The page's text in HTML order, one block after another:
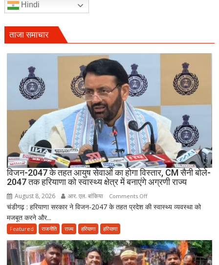
Hindi
ताजा समाचार
विजन-2047 के तहत आयुष सेवाओं का होगा विस्तार, CM सैनी बोले-
2047 तक हरियाणा को स्वास्थ्य क्षेत्र में बनाएंगे अग्रणी राज्य
August 8, 2026 आर. एल. बांकिया Comments Offon
विजन-2047
सेवाओं
का
चंडीगढ़ : हरियाणा सरकार ने विजन-2047 के तहत प्रदेश की स्वास्थ्य व्यवस्था को
मजबूत करने और...
Featured राजनीति राज्य हरियाणा हरियाणा